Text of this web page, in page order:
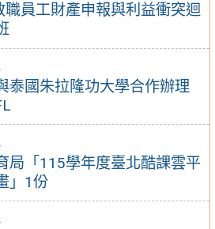
員工財產申報與利益衝突迴
泰國朱拉隆功大學合作辦理
局「115學年度臺北酷課雲平
」1份